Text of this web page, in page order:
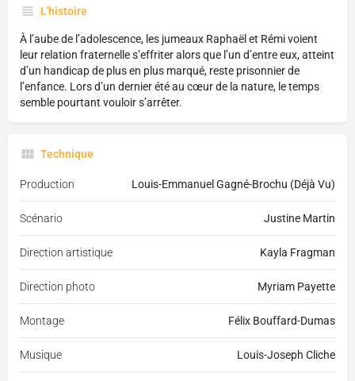
L'histoire
À l’aube de l’adolescence, les jumeaux Raphaël et Rémi voient
leur relation fraternelle s’effriter alors que l’un d’entre eux, atteint
d’un handicap de plus en plus marqué, reste prisonnier de
l’enfance. Lors d’un dernier été au cœur de la nature, le temps
semble pourtant vouloir s’arrêter.
Technique
Production Louis-Emmanuel Gagné-Brochu (Déjà Vu)
Scénario Justine Martin
Direction artistique Kayla Fragman
Direction photo Myriam Payette
Montage Félix Bouffard-Dumas
Musique Louis-Joseph Cliche